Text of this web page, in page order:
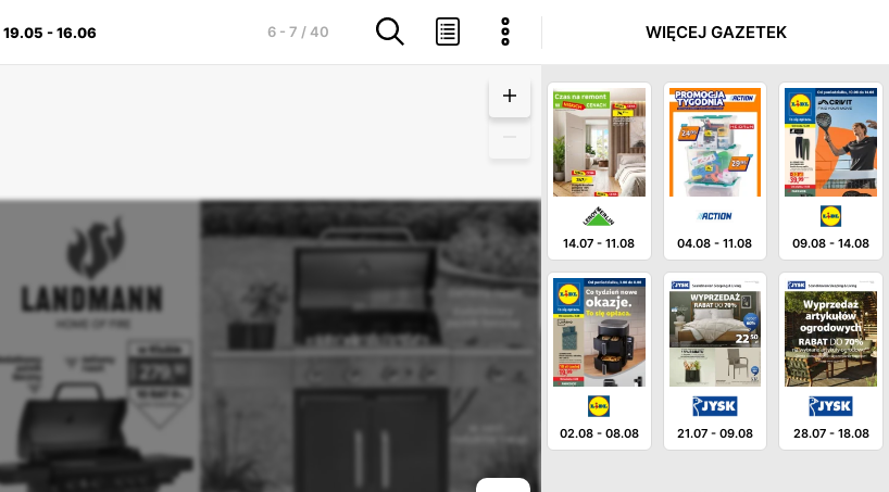
19.05 -16.06 6 - 7 / 40 WIĘCEJ GAZETEK
14.07 -11.08 04.08 -11.08 09.08 -14.08
02.08- 08.08 21.07- 09.08 28.07- 18.08